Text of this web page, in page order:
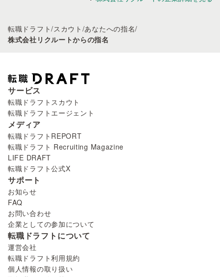
転職ドラフト/スカウト /あなたへの指名/
株式会社リクルートからの指名
サービス
転職ドラフトスカウト
転職ドラフトエージェント
メディア
転職ドラフトREPORT
転職ドラフト Recruiting Magazine
LIFE DRAFT
転職ドラフト公式X
サポート
お知らせ
FAQ
お問い合わせ
企業としての参加について
転職ドラフトについて
運営会社
転職ドラフト利用規約
個人情報の取り扱い